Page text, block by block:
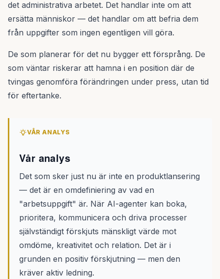
det administrativa arbetet. Det handlar inte om att
ersätta människor — det handlar om att befria dem
från uppgifter som ingen egentligen vill göra.
De som planerar för det nu bygger ett försprång. De
som väntar riskerar att hamna i en position där de
tvingas genomföra förändringen under press, utan tid
för eftertanke.
VÅR ANALYS
Vår analys
Det som sker just nu är inte en produktlansering
— det är en omdefiniering av vad en
"arbetsuppgift" är. När AI-agenter kan boka,
prioritera, kommunicera och driva processer
självständigt förskjuts mänskligt värde mot
omdöme, kreativitet och relation. Det är i
grunden en positiv förskjutning — men den
kräver aktiv ledning.